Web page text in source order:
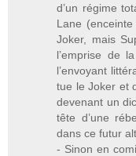
d’un régime
Lane
Joker, mais
l’emprise de
l’envoyant
tue le Joker et
devenant un
tête d’une
dans ce futur
- Sinon en